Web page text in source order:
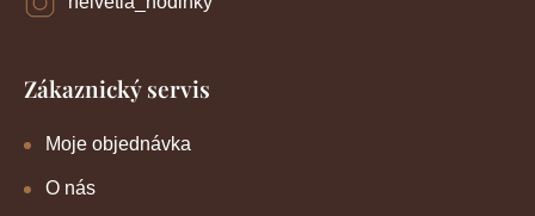
Zákaznický servis
Moje objednávka
O nás